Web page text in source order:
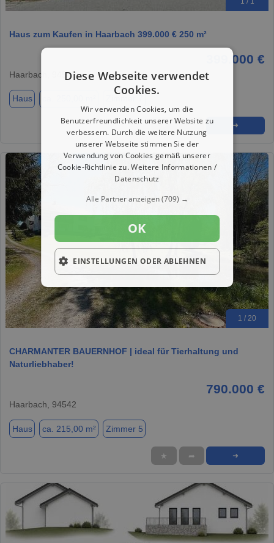
Haus zum Kaufen in Haarbach 399.000 € 250 m²
399.000 €
Haarbach, 94542
Haus
★ ➦ ➜
1 / 20
CHARMANTER BAUERNHOF | ideal für Tierhaltung und
Naturliebhaber!
790.000 €
Haarbach, 94542
Haus ca. 215,00 m² Zimmer 5
★ ➦ ➜
Diese Webseite verwendet
Cookies.
Wir verwenden Cookies, um die
Benutzerfreundlichkeit unserer Website zu
verbessern. Durch die weitere Nutzung
unserer Webseite stimmen Sie der
Verwendung von Cookies gemäß unserer
Cookie-Richtlinie zu.Weitere Informationen /
Datenschutz
Alle Partner anzeigen(709) →
OK
EINSTELLUNGEN ODER ABLEHNEN